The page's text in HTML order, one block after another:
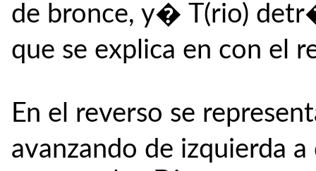
de bronce, y� T(rio)
que se explica en con el
En el reverso se
avanzando de izquierda